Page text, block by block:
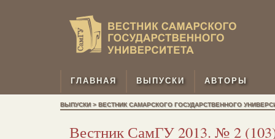
ГЛАВНАЯ ВЫПУСКИ АВТОРЫ
ВЫПУСКИ > ВЕСТНИК САМАРСКОГО ГОСУДАРСТВЕННОГО
Вестник СамГУ 2013. № 2